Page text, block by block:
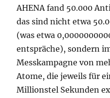
AHENA fand 50.000
das sind nicht etwa
(was etwa
entspräche), sondern
Messkampagne von
Atome, die jeweils für
Millionstel Sekunden